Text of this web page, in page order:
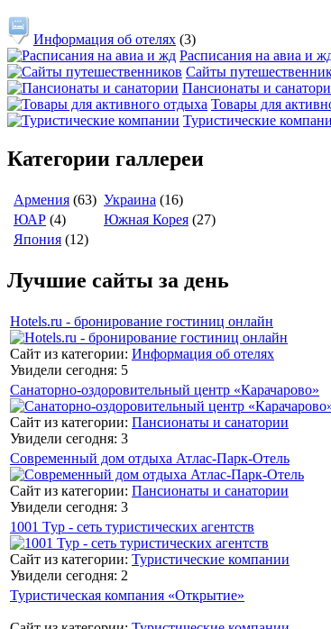
Информация об отелях (3)
Расписания на авиа и
Сайты
Пансионаты и
Товары для
Туристические
Категории галлереи
Армения (63) Украина (16)
ЮАР (4) Южная Корея (27)
Япония (12)
Лучшие сайты за день
Hotels.ru - бронирование гостиниц онлайн
Сайт из категории: Информация об отелях
Увидели сегодня: 5
Санаторно-оздоровительный центр «Карачарово»
Сайт из категории: Пансионаты и санатории
Увидели сегодня: 3
Современный дом отдыха Атлас-Парк-Отель
Сайт из категории: Пансионаты и санатории
Увидели сегодня: 3
1001 Тур - сеть туристических агентств
Сайт из категории: Туристические компании
Увидели сегодня: 2
Туристическая компания «Открытие»